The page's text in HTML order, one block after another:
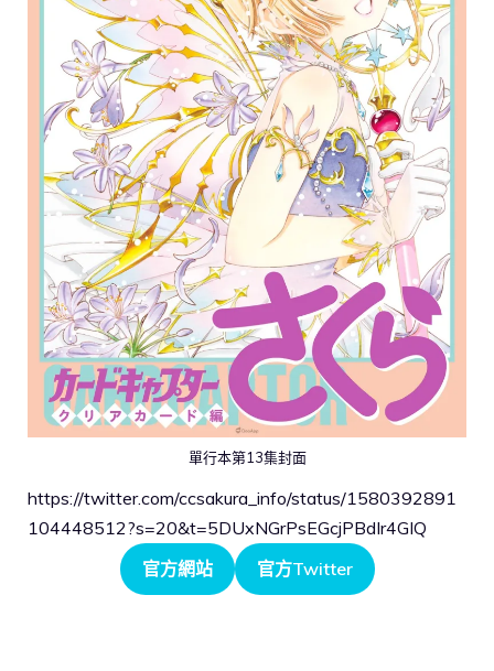
單行本第13集封面
https://twitter.com/ccsakura_info/status/1580392891
104448512?s=20&t=5DUxNGrPsEGcjPBdIr4GIQ
官方網站
官方Twitter